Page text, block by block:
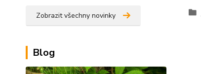
Zobrazit všechny novinky
Blog